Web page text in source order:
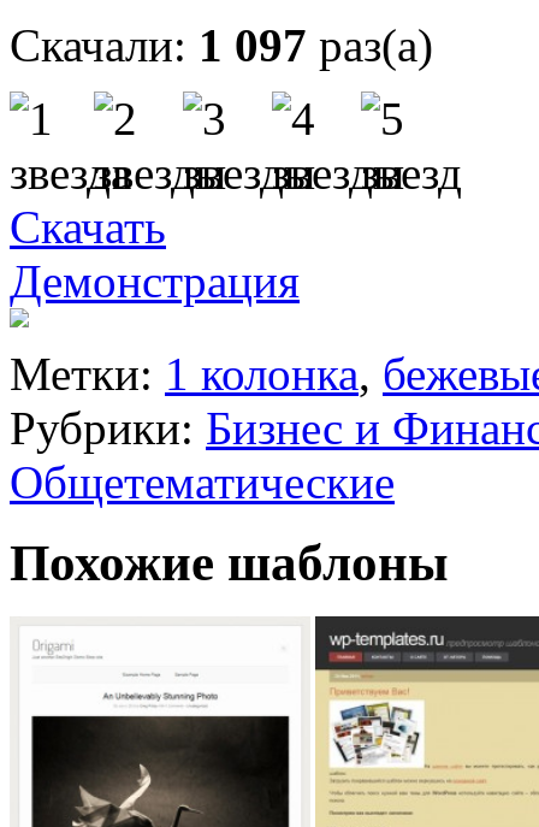
Скачали: 1 097 раз(а)
Скачать
Демонстрация
Метки: 1 колонка,
Рубрики: Бизнес и
Общетематические
Похожие шаблоны